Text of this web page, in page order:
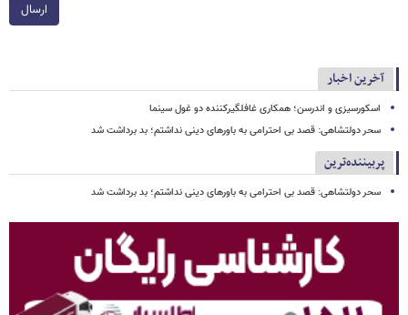
ارسال
آخرین اخبار
اسکورسیزی و اندرسن؛ همکاری غافلگیرکننده دو غول سینما
سحر دولتشاهی: قصد بی احترامی به باورهای دینی نداشتم؛ بد برداشت شد
پربیننده‌ترین
سحر دولتشاهی: قصد بی احترامی به باورهای دینی نداشتم؛ بد برداشت شد